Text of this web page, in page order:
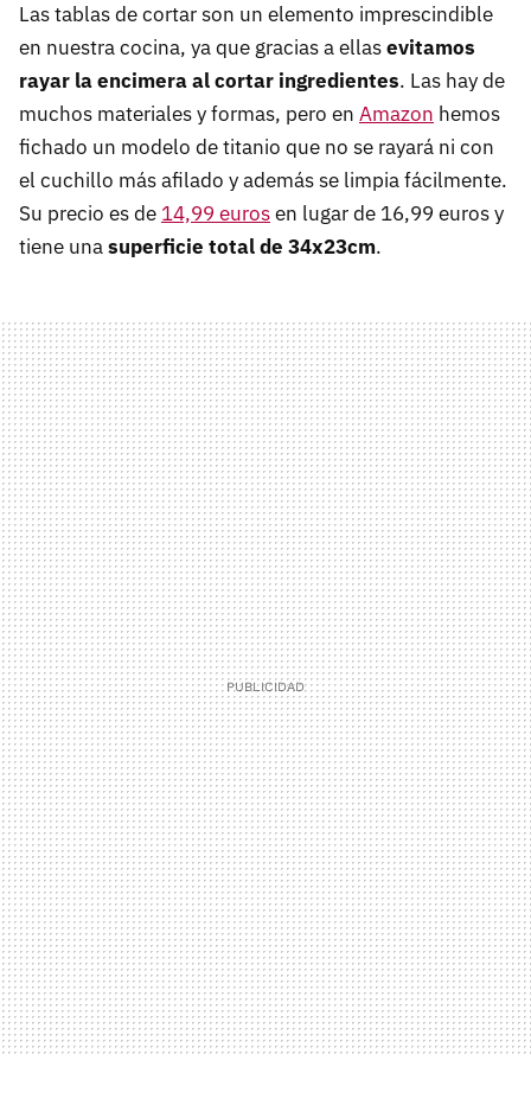
Las tablas de cortar son un elemento imprescindible
en nuestra cocina, ya que gracias a ellasevitamos
rayar la encimera al cortar ingredientes. Las hay de
muchos materiales y formas, pero en Amazon hemos
fichado un modelo de titanio que no se rayará ni con
el cuchillo más afilado y además se limpia fácilmente.
Su precio es de 14,99 eurosen lugar de 16,99 euros y
tiene unasuperficie total de 34x23cm.